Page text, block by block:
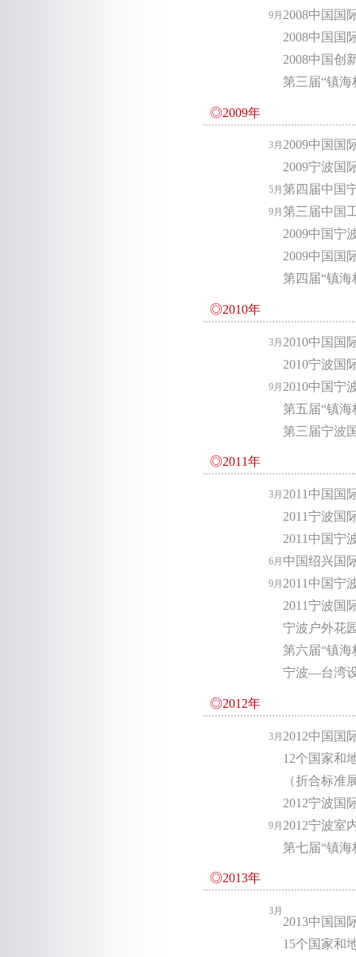
9月 2008中国国
2008中国国
2008中国创
第三届“镇
◎2009年
3月
5月
9月
2009中国国
2009宁波国
第四届中国
第三届中国
2009中国宁
2009中国国
第四届“镇
◎2010年
3月
9月
2010中国国
2010宁波国
2010中国宁
第五届“镇
第三届宁波
◎2011年
3月
6月
9月
2011中国国
2011宁波国
2011中国宁
中国绍兴国
2011中国宁
2011宁波国
宁波户外花
第六届“镇
宁波—台湾
◎2012年
3月
9月
2012中国国
12个国家和
（折合标准
2012宁波国
2012宁波室
第七届“镇
◎2013年
3月
2013中国国
15个国家和